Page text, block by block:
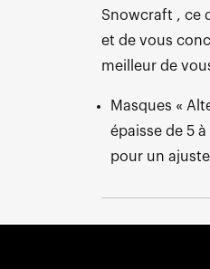
Snowcraft , ce
et de vous
meilleur de
Masques «
épaisse de 5
pour un